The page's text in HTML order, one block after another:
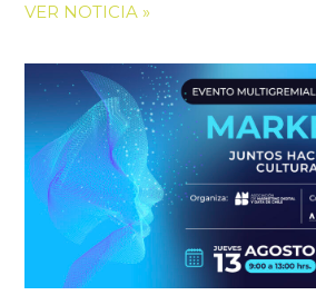
VER NOTICIA »